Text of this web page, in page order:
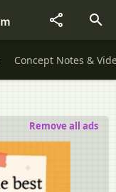
Concept Notes &
Remove all ads